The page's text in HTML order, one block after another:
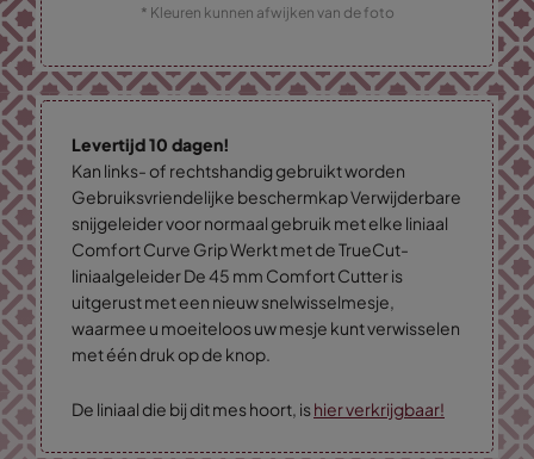
* Kleuren kunnen afwijken van de foto
Levertijd 10 dagen!
Kan links- of rechtshandig gebruikt worden
Gebruiksvriendelijke beschermkap Verwijderbare
snijgeleider voor normaal gebruik met elke liniaal
Comfort Curve Grip Werkt met de TrueCut-
liniaalgeleider De 45 mm Comfort Cutter is
uitgerust met een nieuw snelwisselmesje,
waarmee u moeiteloos uw mesje kunt verwisselen
met één druk op de knop.
De liniaal die bij dit mes hoort, ishier verkrijgbaar!